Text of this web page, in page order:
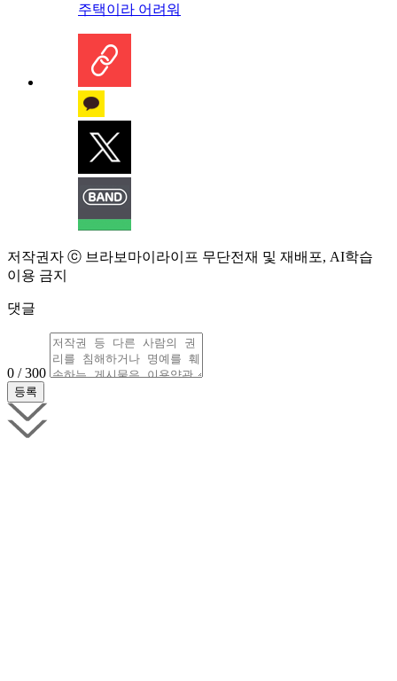
주택이라 어려워
저작권자 ⓒ 브라보마이라이프 무단전재 및 재배포, AI학습
이용 금지
댓글
0 / 300